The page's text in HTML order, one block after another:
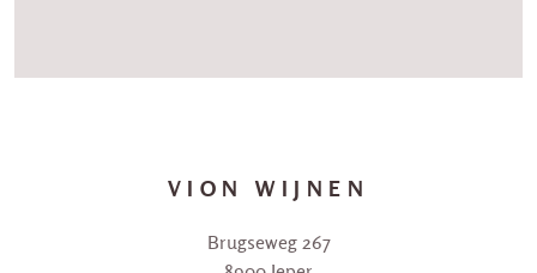
VION WIJNEN
Brugseweg 267